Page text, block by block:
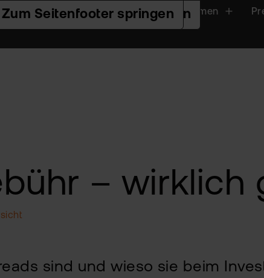
Zur Hauptnavigation springen
Zum Seiteninhalt springen
Zum Seitenfooter springen
Handeln Plattformen
– wirklich
sind und wieso sie beim